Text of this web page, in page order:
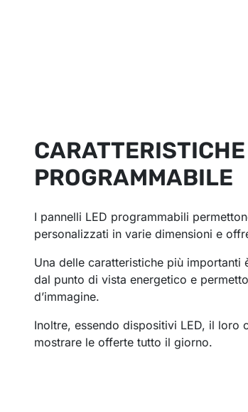
PROGRAMMABILE
I pannelli LED programmabili
personalizzati in varie dimensioni e
Una delle caratteristiche più importanti
dal punto di vista energetico e
d’immagine.
Inoltre, essendo dispositivi LED, il loro
mostrare le offerte tutto il giorno.